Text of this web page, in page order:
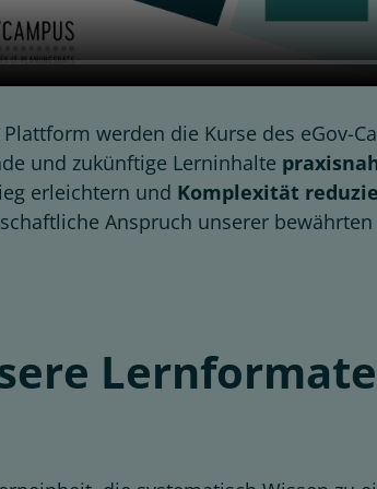
werden die Kurse des eGov-
und zukünftige Lerninhalte
erleichtern und Komplexität
Anspruch unserer